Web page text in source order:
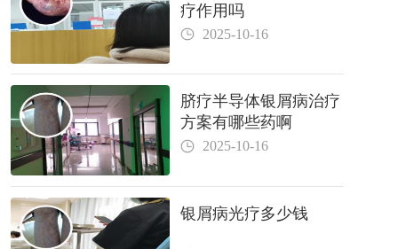
疗作用吗
2025-10-16
脐疗半导体银屑病治疗
方案有哪些药啊
2025-10-16
银屑病光疗多少钱